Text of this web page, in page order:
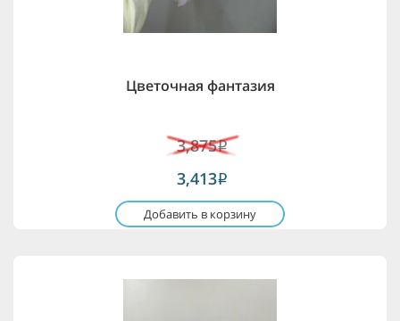
Цветочная фантазия
3,875i
3,413i
Добавить в корзину